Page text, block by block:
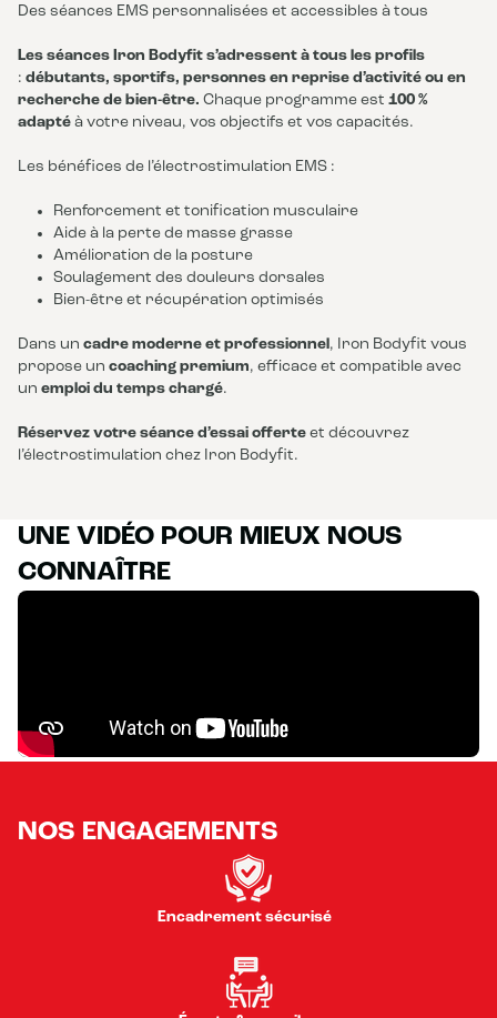
Des séances EMS personnalisées et accessibles à tous
Les séances Iron Bodyfit s’adressent à tous les profils
: débutants, sportifs, personnes en reprise d’activité ou en
recherche de bien-être. Chaque programme est 100 %
adapté à votre niveau, vos objectifs et vos capacités.
Les bénéfices de l’électrostimulation EMS :
Renforcement et tonification musculaire
Aide à la perte de masse grasse
Amélioration de la posture
Soulagement des douleurs dorsales
Bien-être et récupération optimisés
Dans un cadre moderne et professionnel , Iron Bodyfit vous
propose un coaching premium, efficace et compatible avec
un emploi du temps chargé.
Réservez votre séance d’essai offerte et découvrez
l’électrostimulation chez Iron Bodyfit.
UNE VIDÉO POUR MIEUX NOUS
CONNAÎTRE
NOS ENGAGEMENTS
Encadrement sécurisé